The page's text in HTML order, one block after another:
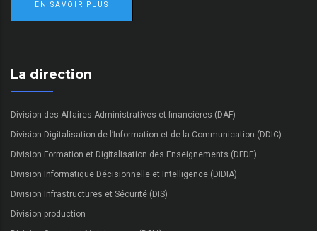
EN SAVOIR PLUS
La direction
Division des Affaires Administratives et financières (DAF)
Division Digitalisation de l’Information et de la Communication (DDIC)
Division Formation et Digitalisation des Enseignements (DFDE)
Division Informatique Décisionnelle et Intelligence (DIDIA)
Division Infrastructures et Sécurité (DIS)
Division production